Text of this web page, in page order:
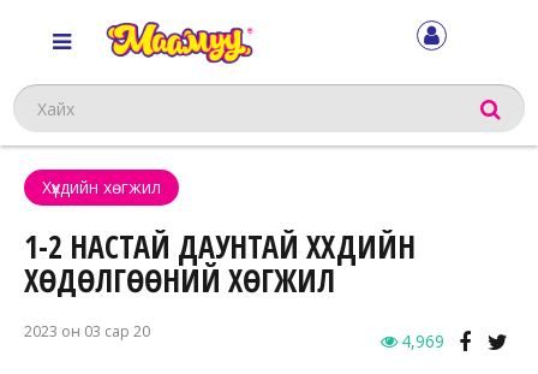
Хайх
Хүүхдийн хөгжил
1-2 НАСТАЙ ДАУНТАЙ ХҮҮХДИЙН
ХӨДӨЛГӨӨНИЙ ХӨГЖИЛ
2023 он 03 сар 20 4,969